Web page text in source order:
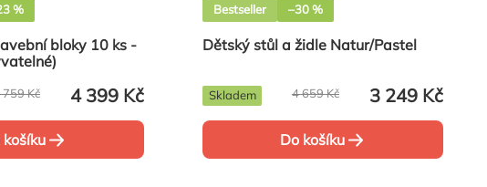
%
bloky 10 ks -
4 399 Kč
759 Kč
košíku
Bestseller –30 %
Dětský stůl a židle Natur/Pastel
3 249 Kč
4 659 Kč
Skladem
Do košíku